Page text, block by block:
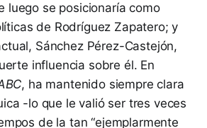
luego se posicionaría como
de Rodríguez Zapatero; y
Sánchez Pérez-Castejón,
influencia sobre él. En
, ha mantenido siempre clara
-lo que le valió ser tres veces
de la tan “ejemplarmente